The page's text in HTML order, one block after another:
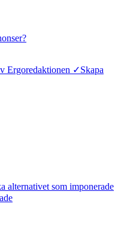
Ergoredaktionen ✓Skapa
alternativet som imponerade